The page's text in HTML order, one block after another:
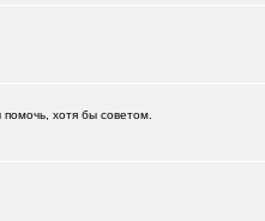
хотя бы советом.